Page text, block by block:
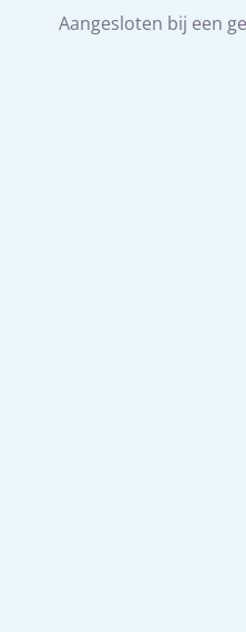
Aangesloten bij een